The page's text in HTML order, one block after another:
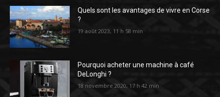
Quels sont les avantages de vivre en Corse
?
19 août 2023, 11 h 58 min
Pourquoi acheter une machine à café
DeLonghi ?
18 novembre 2020, 17 h 42 min